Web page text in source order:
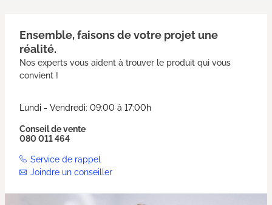
Ensemble, faisons de votre projet une
réalité.
Nos experts vous aident à trouver le produit qui vous
convient !
Lundi - Vendredi: 09:00 à 17:00h
Conseil de vente
080 011 464
Service de rappel
Joindre un conseiller